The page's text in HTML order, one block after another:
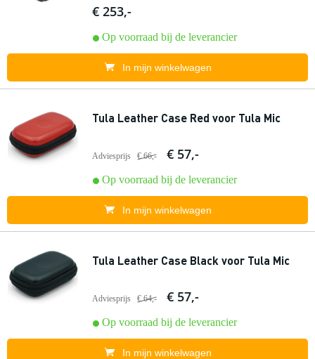
€ 253,-
Op voorraad bij de leverancier
In mijn winkelwagen
Tula Leather Case Red voor Tula Mic
Adviesprijs € 66,- € 57,-
Op voorraad bij de leverancier
In mijn winkelwagen
Tula Leather Case Black voor Tula Mic
Adviesprijs € 64,- € 57,-
Op voorraad bij de leverancier
In mijn winkelwagen